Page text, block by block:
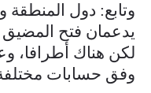
وتابع: دول المنطقة
يدعمان فتح المضيق
لكن هناك أطرافا،
وفق حسابات